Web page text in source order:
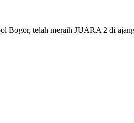
Bogor, telah meraih JUARA 2 di